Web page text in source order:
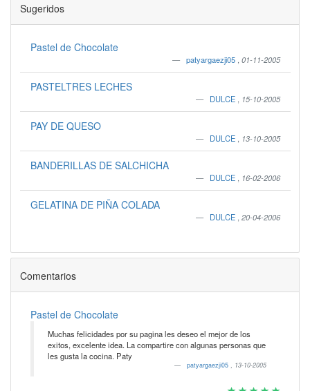
Sugeridos
Pastel de Chocolate
patyargaezji05 01-11-2005
PASTELTRES LECHES
DULCE 15-10-2005
PAY DE QUESO
DULCE 13-10-2005
BANDERILLAS DE SALCHICHA
DULCE 16-02-2006
GELATINA DE PIÑA COLADA
DULCE 20-04-2006
Comentarios
Pastel de Chocolate
Muchas felicidades por su pagina les deseo el mejor de los
exitos, excelente idea. La compartire con algunas personas que
les gusta la cocina. Paty
patyargaezji05 , 13-10-2005